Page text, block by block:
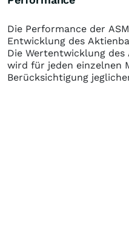
Die Performance der
Entwicklung des
Die Wertentwicklung des
wird für jeden einzelnen
Berücksichtigung